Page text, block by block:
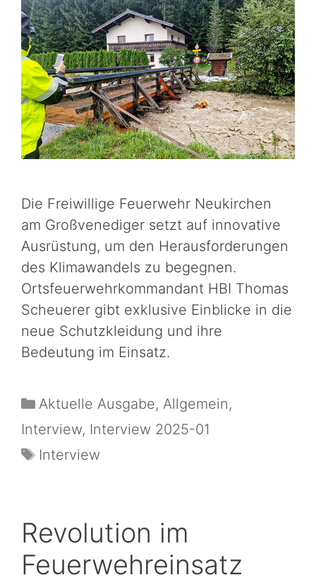
Die Freiwillige Feuerwehr Neukirchen
am Großvenediger setzt auf innovative
Ausrüstung, um den Herausforderungen
des Klimawandels zu begegnen.
Ortsfeuerwehrkommandant HBI Thomas
Scheuerer gibt exklusive Einblicke in die
neue Schutzkleidung und ihre
Bedeutung im Einsatz.
Aktuelle Ausgabe, Allgemein,
Interview, Interview 2025-01
Interview
Revolution im
Feuerwehreinsatz